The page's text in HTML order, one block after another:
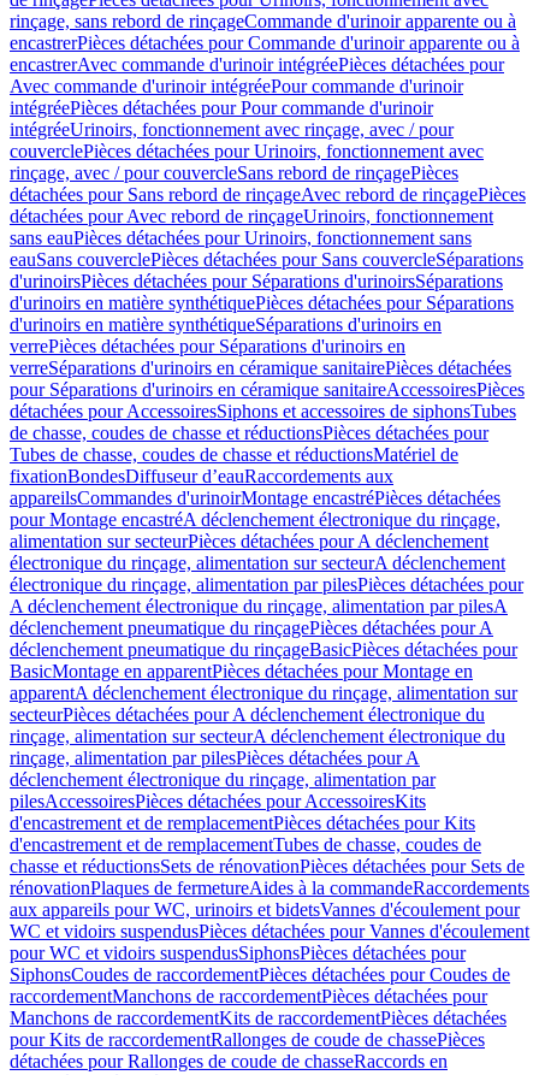
rinçage, sans rebord de rinçageCommande d'urinoir apparente ou à
encastrerPièces détachées pour Commande d'urinoir apparente ou à
encastrerAvec commande d'urinoir intégréePièces détachées pour
Avec commande d'urinoir intégréePour commande d'urinoir
intégréePièces détachées pour Pour commande d'urinoir
intégréeUrinoirs, fonctionnement avec rinçage, avec / pour
couverclePièces détachées pour Urinoirs, fonctionnement avec
rinçage, avec / pour couvercleSans rebord de rinçagePièces
détachées pour Sans rebord de rinçageAvec rebord de rinçagePièces
détachées pour Avec rebord de rinçageUrinoirs, fonctionnement
sans eauPièces détachées pour Urinoirs, fonctionnement sans
eauSans couverclePièces détachées pour Sans couvercleSéparations
d'urinoirsPièces détachées pour Séparations d'urinoirsSéparations
d'urinoirs en matière synthétiquePièces détachées pour Séparations
d'urinoirs en matière synthétiqueSéparations d'urinoirs en
verrePièces détachées pour Séparations d'urinoirs en
verreSéparations d'urinoirs en céramique sanitairePièces détachées
pour Séparations d'urinoirs en céramique sanitaireAccessoiresPièces
détachées pour AccessoiresSiphons et accessoires de siphonsTubes
de chasse, coudes de chasse et réductionsPièces détachées pour
Tubes de chasse, coudes de chasse et réductionsMatériel de
fixationBondesDiffuseur d’eauRaccordements aux
appareilsCommandes d'urinoirMontage encastréPièces détachées
pour Montage encastréA déclenchement électronique du rinçage,
alimentation sur secteurPièces détachées pour A déclenchement
électronique du rinçage, alimentation sur secteurA déclenchement
électronique du rinçage, alimentation par pilesPièces détachées pour
A déclenchement électronique du rinçage, alimentation par pilesA
déclenchement pneumatique du rinçagePièces détachées pour A
déclenchement pneumatique du rinçageBasicPièces détachées pour
BasicMontage en apparentPièces détachées pour Montage en
apparentA déclenchement électronique du rinçage, alimentation sur
secteurPièces détachées pour A déclenchement électronique du
rinçage, alimentation sur secteurA déclenchement électronique du
rinçage, alimentation par pilesPièces détachées pour A
déclenchement électronique du rinçage, alimentation par
pilesAccessoiresPièces détachées pour AccessoiresKits
d'encastrement et de remplacementPièces détachées pour Kits
d'encastrement et de remplacementTubes de chasse, coudes de
chasse et réductionsSets de rénovationPièces détachées pour Sets de
rénovationPlaques de fermetureAides à la commandeRaccordements
aux appareils pour WC, urinoirs et bidetsVannes d'écoulement pour
WC et vidoirs suspendusPièces détachées pour Vannes d'écoulement
pour WC et vidoirs suspendusSiphonsPièces détachées pour
SiphonsCoudes de raccordementPièces détachées pour Coudes de
raccordementManchons de raccordementPièces détachées pour
Manchons de raccordementKits de raccordementPièces détachées
pour Kits de raccordementRallonges de coude de chassePièces
détachées pour Rallonges de coude de chasseRaccords en